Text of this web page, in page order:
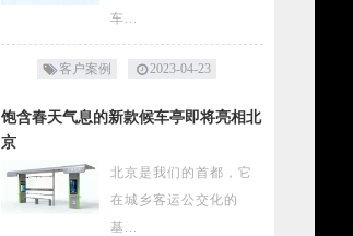
车...
客户案例 2023-04-23
饱含春天气息的新款候车亭即将亮相北
京
北京是我们的首都，它
在城乡客运公交化的
基...